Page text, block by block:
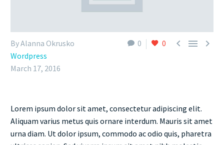
0 0   
By Alanna Okrusko
Wordpress
March 17, 2016
Lorem ipsum dolor sit amet, consectetur adipiscing elit.
Aliquam varius metus quis ornare interdum. Mauris sit amet
urna diam. Ut dolor ipsum, commodo ac odio quis, pharetra